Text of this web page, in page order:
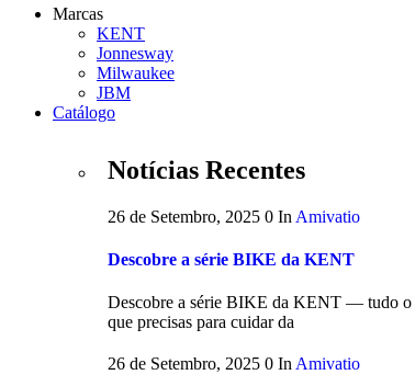
Marcas
KENT
Jonnesway
Milwaukee
JBM
Catálogo
Notícias Recentes
26 de Setembro, 2025 0 In Amivatio
Descobre a série BIKE da KENT
Descobre a série BIKE da KENT — tudo o
que precisas para cuidar da
26 de Setembro, 2025 0 In Amivatio